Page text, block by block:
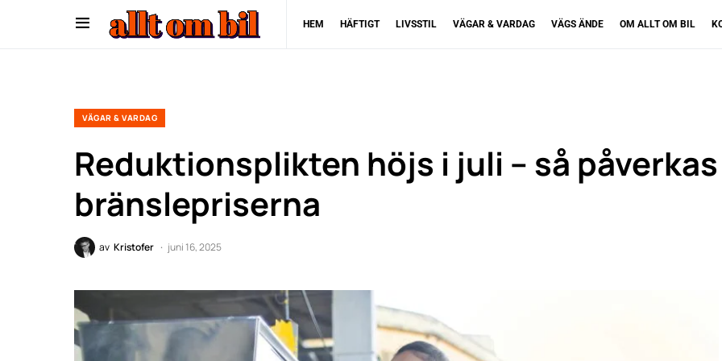
HEM HÄFTIGT LIVSSTIL VÄGAR & VARDAG VÄGS ÄNDE OM ALLT OM BIL
VÄGAR & VARDAG
Reduktionsplikten höjs i juli – så påverkas
bränslepriserna
av Kristofer juni 16, 2025